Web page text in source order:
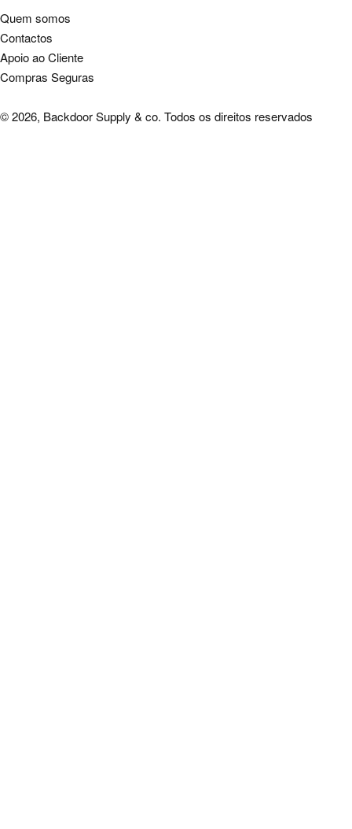
Quem somos
Contactos
Apoio ao Cliente
Compras Seguras
© 2026, Backdoor Supply & co. Todos os direitos reservados